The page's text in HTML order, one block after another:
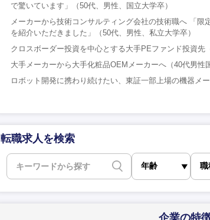
で驚いています」（50代、男性、国立大学卒）
メーカーから技術コンサルティング会社の技術職へ 「
を紹介いただきました」（50代、男性、私立大学卒）
クロスボーダー投資を中心とする大手PEファンド投資先
大手メーカーから大手化粧品OEMメーカーへ（40代男性
ロボット開発に携わり続けたい、東証一部上場の機器メ
転職求人を検索
企業の特